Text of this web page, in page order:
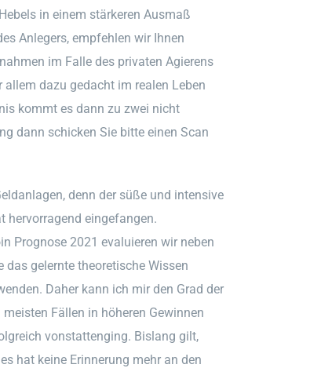
in einem stärkeren Ausmaß
Anlegers, empfehlen wir Ihnen
im Falle des privaten Agierens
dazu gedacht im realen Leben
kommt es dann zu zwei nicht
dann schicken Sie bitte einen Scan
denn der süße und intensive
hervorragend eingefangen.
Prognose 2021 evaluieren wir neben
gelernte theoretische Wissen
Daher kann ich mir den Grad der
Fällen in höheren Gewinnen
vonstattenging. Bislang gilt,
hat keine Erinnerung mehr an den